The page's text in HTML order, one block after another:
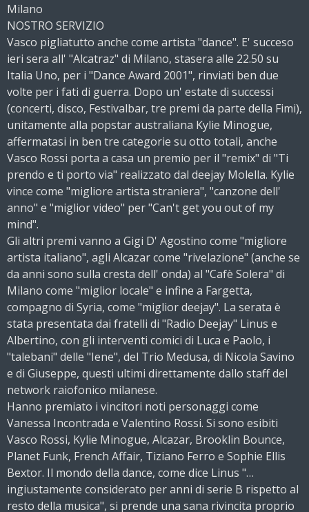
Milano
NOSTRO SERVIZIO
Vasco pigliatutto anche come artista "dance". E' succeso
ieri sera all' "Alcatraz" di Milano, stasera alle 22.50 su
Italia Uno, per i "Dance Award 2001", rinviati ben due
volte per i fati di guerra. Dopo un' estate di successi
(concerti, disco, Festivalbar, tre premi da parte della Fimi),
unitamente alla popstar australiana Kylie Minogue,
affermatasi in ben tre categorie su otto totali, anche
Vasco Rossi porta a casa un premio per il "remix" di "Ti
prendo e ti porto via" realizzato dal deejay Molella. Kylie
vince come "migliore artista straniera", "canzone dell'
anno" e "miglior video" per "Can't get you out of my
mind".
Gli altri premi vanno a Gigi D' Agostino come "migliore
artista italiano", agli Alcazar come "rivelazione" (anche se
da anni sono sulla cresta dell' onda) al "Cafè Solera" di
Milano come "miglior locale" e infine a Fargetta,
compagno di Syria, come "miglior deejay". La serata è
stata presentata dai fratelli di "Radio Deejay" Linus e
Albertino, con gli interventi comici di Luca e Paolo, i
"talebani" delle "Iene", del Trio Medusa, di Nicola Savino
e di Giuseppe, questi ultimi direttamente dallo staff del
network raiofonico milanese.
Hanno premiato i vincitori noti personaggi come
Vanessa Incontrada e Valentino Rossi. Si sono esibiti
Vasco Rossi, Kylie Minogue, Alcazar, Brooklin Bounce,
Planet Funk, French Affair, Tiziano Ferro e Sophie Ellis
Bextor. Il mondo della dance, come dice Linus "…
ingiustamente considerato per anni di serie B rispetto al
resto della musica", si prende una sana rivincita proprio